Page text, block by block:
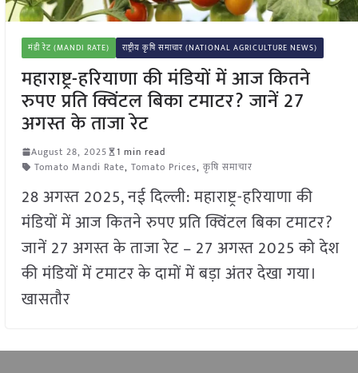
मंडी रेट (MANDI RATE) राष्ट्रीय कृषि समाचार (NATIONAL AGRICULTURE NEWS)
महाराष्ट्र-हरियाणा की मंडियों में आज कितने
रुपए प्रति क्विंटल बिका टमाटर? जानें 27
अगस्त के ताजा रेट
August 28, 2025
1 min read
Tomato Mandi Rate, Tomato Prices, कृषि समाचार
28 अगस्त 2025, नई दिल्ली: महाराष्ट्र-हरियाणा की
मंडियों में आज कितने रुपए प्रति क्विंटल बिका टमाटर?
जानें 27 अगस्त के ताजा रेट – 27 अगस्त 2025 को देश
की मंडियों में टमाटर के दामों में बड़ा अंतर देखा गया।
खासतौर